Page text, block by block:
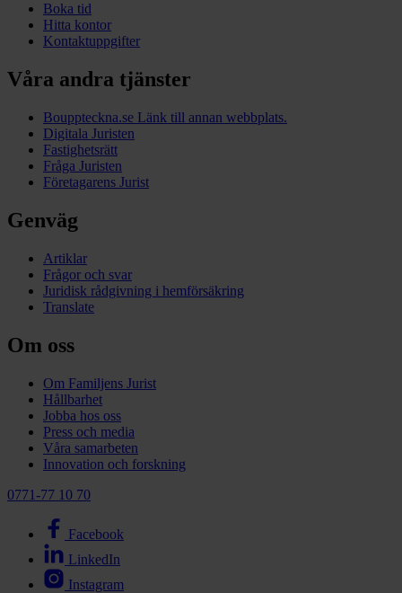
Boka tid
Hitta kontor
Kontaktuppgifter
Våra andra tjänster
Bouppteckna.se Länk till annan webbplats.
Digitala Juristen
Fastighetsrätt
Fråga Juristen
Företagarens Jurist
Genväg
Artiklar
Frågor och svar
Juridisk rådgivning i hemförsäkring
Translate
Om oss
Om Familjens Jurist
Hållbarhet
Jobba hos oss
Press och media
Våra samarbeten
Innovation och forskning
0771-77 10 70
Facebook
LinkedIn
Instagram